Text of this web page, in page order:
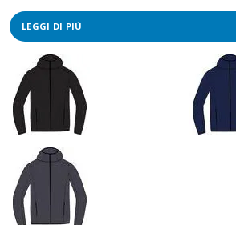
LEGGI DI PIÙ